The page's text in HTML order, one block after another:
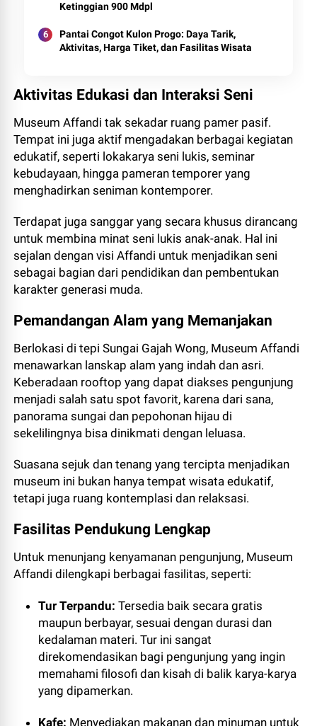
Ketinggian 900 Mdpl
Pantai Congot Kulon Progo: Daya Tarik,
Aktivitas, Harga Tiket, dan Fasilitas Wisata
Aktivitas Edukasi dan Interaksi Seni
Museum Affandi tak sekadar ruang pamer pasif.
Tempat ini juga aktif mengadakan berbagai kegiatan
edukatif, seperti lokakarya seni lukis, seminar
kebudayaan, hingga pameran temporer yang
menghadirkan seniman kontemporer.
Terdapat juga sanggar yang secara khusus dirancang
untuk membina minat seni lukis anak-anak. Hal ini
sejalan dengan visi Affandi untuk menjadikan seni
sebagai bagian dari pendidikan dan pembentukan
karakter generasi muda.
Pemandangan Alam yang Memanjakan
Berlokasi di tepi Sungai Gajah Wong, Museum Affandi
menawarkan lanskap alam yang indah dan asri.
Keberadaan rooftop yang dapat diakses pengunjung
menjadi salah satu spot favorit, karena dari sana,
panorama sungai dan pepohonan hijau di
sekelilingnya bisa dinikmati dengan leluasa.
Suasana sejuk dan tenang yang tercipta menjadikan
museum ini bukan hanya tempat wisata edukatif,
tetapi juga ruang kontemplasi dan relaksasi.
Fasilitas Pendukung Lengkap
Untuk menunjang kenyamanan pengunjung, Museum
Affandi dilengkapi berbagai fasilitas, seperti:
Tur Terpandu: Tersedia baik secara gratis
maupun berbayar, sesuai dengan durasi dan
kedalaman materi. Tur ini sangat
direkomendasikan bagi pengunjung yang ingin
memahami filosofi dan kisah di balik karya-karya
yang dipamerkan.
Kafe: Menyediakan makanan dan minuman untuk